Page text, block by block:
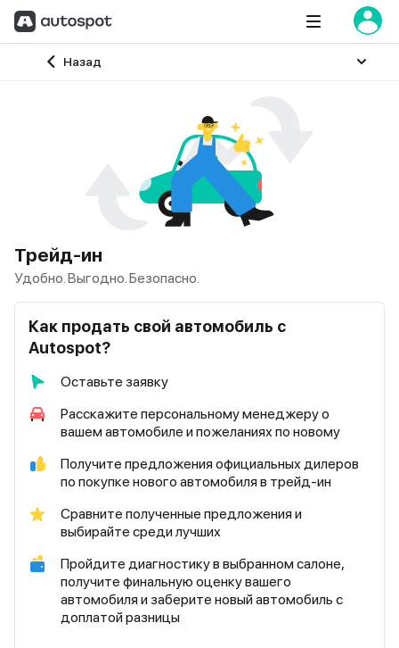
Назад
Главная
Трейд-ин
Удобно. Выгодно. Безопасно.
Как продать свой автомобиль с
Autospot?
Оставьте заявку
Расскажите персональному менеджеру о
вашем автомобиле и пожеланиях по новому
Получите предложения официальных дилеров
по покупке нового автомобиля в трейд-ин
Сравните полученные предложения и
выбирайте среди лучших
Пройдите диагностику в выбранном салоне,
получите финальную оценку вашего
автомобиля и заберите новый автомобиль с
доплатой разницы